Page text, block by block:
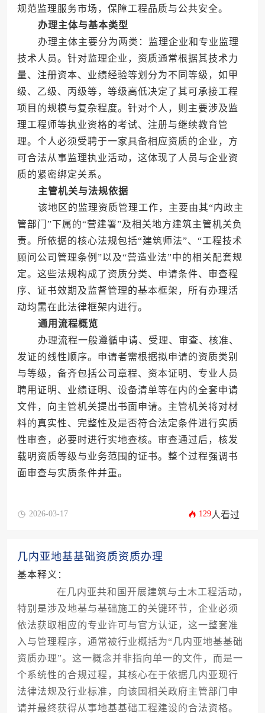
规范监理服务市场，保障工程品质与公共安全。
办理主体与基本类型
办理主体主要分为两类：监理企业和专业监理
技术人员。针对监理企业，资质通常根据其技术力
量、注册资本、业绩经验等划分为不同等级，如甲
级、乙级、丙级等，等级高低决定了其可承接工程
项目的规模与复杂程度。针对个人，则主要涉及监
理工程师等执业资格的考试、注册与继续教育管
理。个人必须受聘于一家具备相应资质的企业，方
可合法从事监理执业活动，这体现了人员与企业资
质的紧密绑定关系。
主管机关与法规依据
该地区的监理资质管理工作，主要由其“内政主
管部门”下属的“营建署”及相关地方建筑主管机关负
责。所依据的核心法规包括“建筑师法”、“工程技术
顾问公司管理条例”以及“营造业法”中的相关配套规
定。这些法规构成了资质分类、申请条件、审查程
序、证书效期及监督管理的基本框架，所有办理活
动均需在此法律框架内进行。
通用流程概览
办理流程一般遵循申请、受理、审查、核准、
发证的线性顺序。申请者需根据拟申请的资质类别
与等级，备齐包括公司章程、资本证明、专业人员
聘用证明、业绩证明、设备清单等在内的全套申请
文件，向主管机关提出书面申请。主管机关将对材
料的真实性、完整性及是否符合法定条件进行实质
性审查，必要时进行实地查核。审查通过后，核发
载明资质等级与业务范围的证书。整个过程强调书
面审查与实质条件并重。
2026-03-17 129人看过
几内亚地基基础资质资质办理
基本释义：
在几内亚共和国开展建筑与土木工程活动，
特别是涉及地基与基础施工的关键环节，企业必须
依法获取相应的专业许可与官方认证，这一整套准
入与管理程序，通常被行业概括为“几内亚地基基础
资质办理”。这一概念并非指向单一的文件，而是一
个系统性的合规过程，其核心在于依据几内亚现行
法律法规及行业标准，向该国相关政府主管部门申
请并最终获得从事地基基础工程建设的合法资格。